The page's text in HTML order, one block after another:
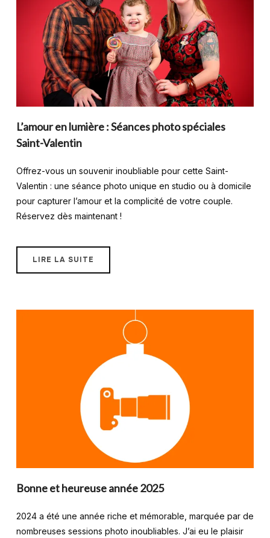
L’amour en lumière : Séances photo spéciales
Saint-Valentin
Offrez-vous un souvenir inoubliable pour cette Saint-
Valentin : une séance photo unique en studio ou à domicile
pour capturer l’amour et la complicité de votre couple.
Réservez dès maintenant !
LIRE LA SUITE
Bonne et heureuse année 2025
2024 a été une année riche et mémorable, marquée par de
nombreuses sessions photo inoubliables. J’ai eu le plaisir